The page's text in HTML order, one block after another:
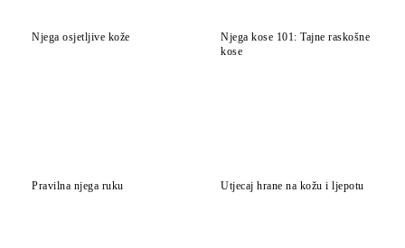
Njega osjetljive kože
Njega kose 101: Tajne raskošne
kose
Pravilna njega ruku Utjecaj hrane na kožu i ljepotu